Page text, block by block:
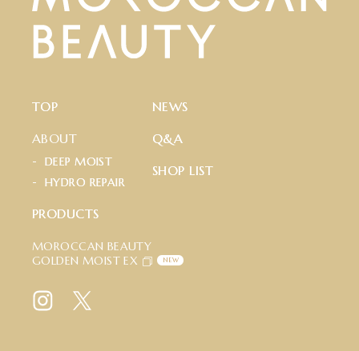
TOP
ABOUT
DEEP MOIST
HYDRO REPAIR
PRODUCTS
NEWS
Q&A
SHOP L IST
MOROCCAN BEAUTY
GOLDEN MOIST EX
NEW